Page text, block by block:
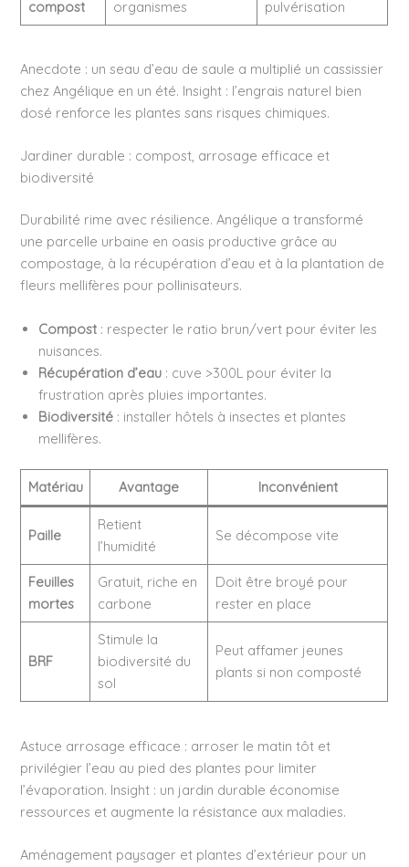
compost organismes pulvérisation
Anecdote : un seau d’eau de saule a multiplié un cassissier
chez Angélique en un été. Insight : l’engrais naturel bien
dosé renforce les plantes sans risques chimiques.
Jardiner durable : compost, arrosage efficace et
biodiversité
Durabilité rime avec résilience. Angélique a transformé
une parcelle urbaine en oasis productive grâce au
compostage, à la récupération d’eau et à la plantation de
fleurs mellifères pour pollinisateurs.
Compost : respecter le ratio brun/vert pour éviter les
nuisances.
Récupération d’eau : cuve >300L pour éviter la
frustration après pluies importantes.
Biodiversité : installer hôtels à insectes et plantes
mellifères.
Matériau Avantage Inconvénient
Paille
Retient
l’humidité
Se décompose vite
Feuilles
mortes
Gratuit, riche en
carbone
Doit être broyé pour
rester en place
BRF
Stimule la
biodiversité du
sol
Peut affamer jeunes
plants si non composté
Astuce arrosage efficace : arroser le matin tôt et
privilégier l’eau au pied des plantes pour limiter
l’évaporation. Insight : un jardin durable économise
ressources et augmente la résistance aux maladies.
Aménagement paysager et plantes d’extérieur pour un